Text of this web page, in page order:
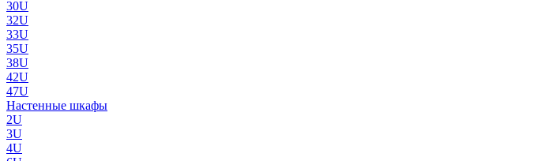
30U
32U
33U
35U
38U
42U
47U
Настенные шкафы
2U
3U
4U